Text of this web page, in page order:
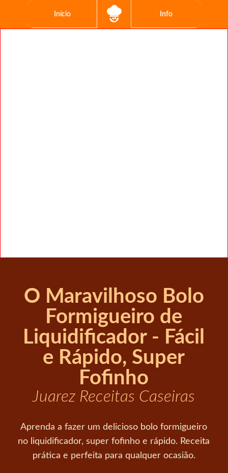
Início Info
O Maravilhoso Bolo
Formigueiro de
Liquidificador - Fácil
e Rápido, Super
Fofinho
Juarez Receitas Caseiras
Aprenda a fazer um delicioso bolo formigueiro
no liquidificador, super fofinho e rápido. Receita
prática e perfeita para qualquer ocasião.